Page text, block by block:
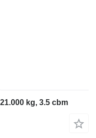
kg, 3.5 cbm